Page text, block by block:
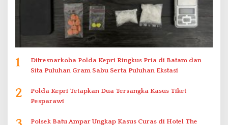
1
Ditresnarkoba Polda Kepri Ringkus Pria di Batam dan
Sita Puluhan Gram Sabu Serta Puluhan Ekstasi
2
Polda Kepri Tetapkan Dua Tersangka Kasus Tiket
Pesparawi
Polsek Batu Ampar Ungkap Kasus Curas di Hotel The